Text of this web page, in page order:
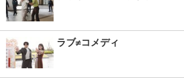
ラブ≠コメディ